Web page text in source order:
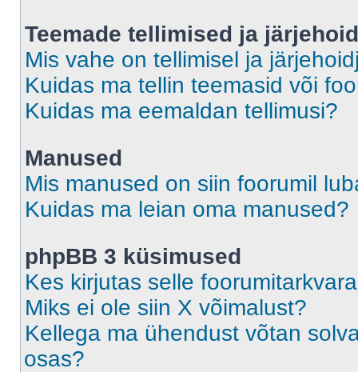
Teemade tellimised ja
Mis vahe on tellimisel ja
Kuidas ma tellin teemasid või
Kuidas ma eemaldan tellimusi?
Manused
Mis manused on siin foorumil
Kuidas ma leian oma manused?
phpBB 3 küsimused
Kes kirjutas selle
Miks ei ole siin X võimalust?
Kellega ma ühendust võtan
osas?